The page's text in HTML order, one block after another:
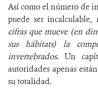
Así como el número de
puede ser incalculable,
cifras que mueve (en
sus hábitats) la
invertebrados. Un
autoridades apenas
su totalidad.